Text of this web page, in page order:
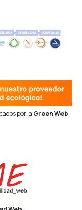
por la Green Web